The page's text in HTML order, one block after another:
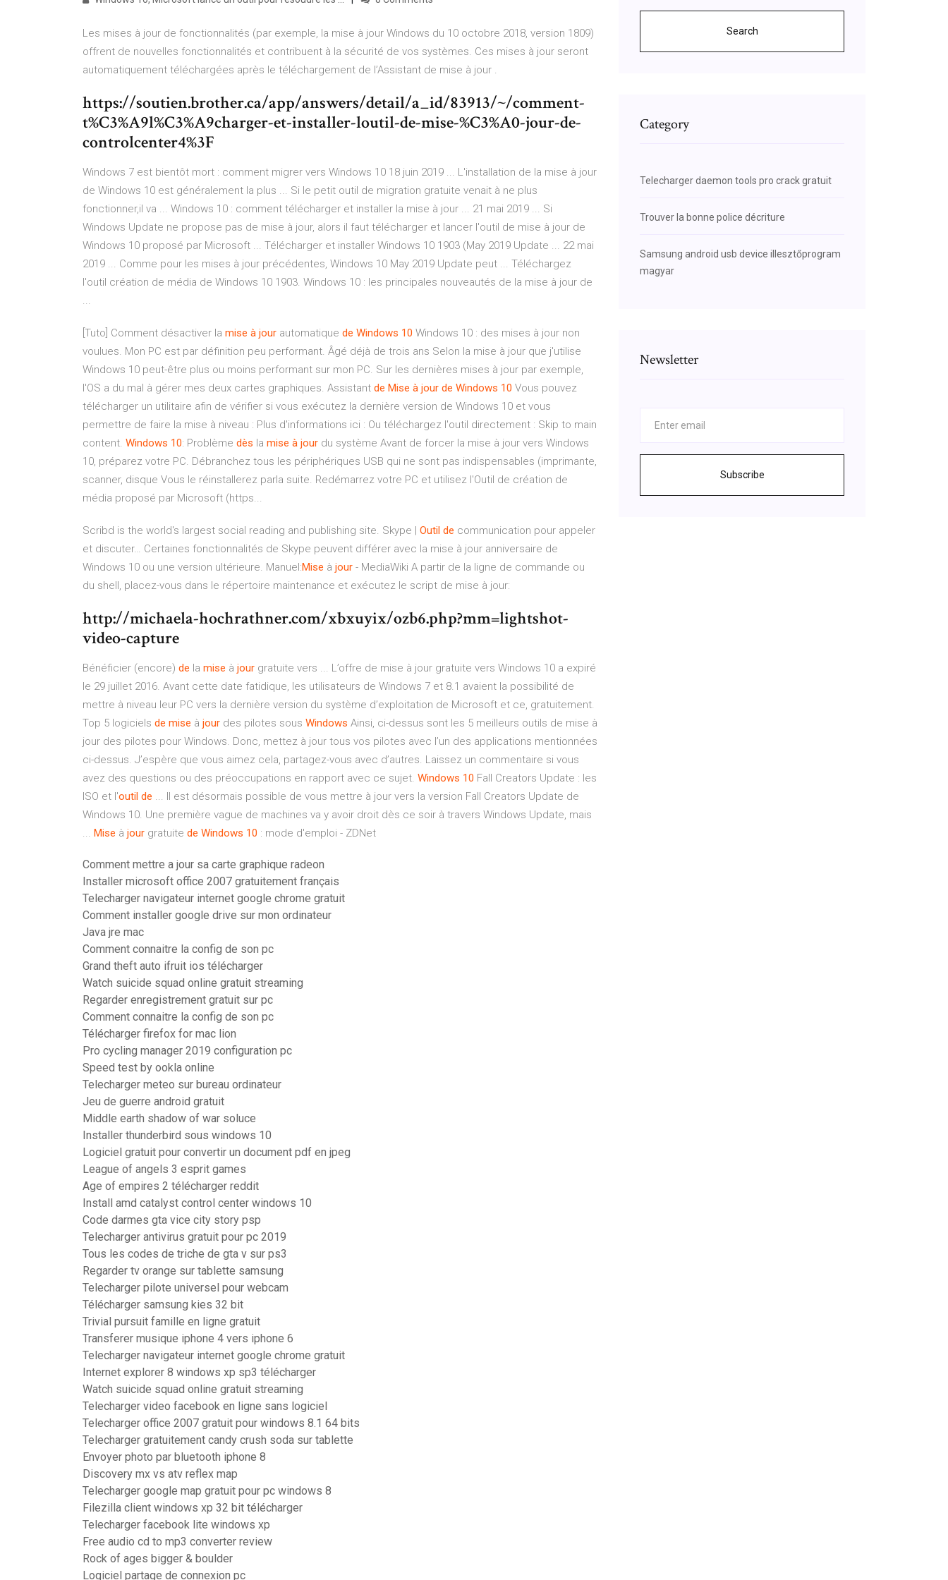
Les mises à jour de fonctionnalités (par exemple, la mise à jour Windows du 10 octobre 2018, version 1809)
offrent de nouvelles fonctionnalités et contribuent à la sécurité de vos systèmes. Ces mises à jour seront
automatiquement téléchargées après le téléchargement de l’Assistant de mise à jour .
https://soutien.brother.ca/app/answers/detail/a_id/83913/~/comment-
t%C3%A9l%C3%A9charger-et-installer-loutil-de-mise-%C3%A0-jour-de-
controlcenter4%3F
Windows 7 est bientôt mort : comment migrer vers Windows 10 18 juin 2019 ... L'installation de la mise à jour
de Windows 10 est généralement la plus ... Si le petit outil de migration gratuite venait à ne plus
fonctionner,il va ... Windows 10 : comment télécharger et installer la mise à jour ... 21 mai 2019 ... Si
Windows Update ne propose pas de mise à jour, alors il faut télécharger et lancer l'outil de mise à jour de
Windows 10 proposé par Microsoft ... Télécharger et installer Windows 10 1903 (May 2019 Update ... 22 mai
2019 ... Comme pour les mises à jour précédentes, Windows 10 May 2019 Update peut ... Téléchargez
l'outil création de média de Windows 10 1903. Windows 10 : les principales nouveautés de la mise à jour de
...
[Tuto] Comment désactiver la mise à jour automatique de Windows 10 Windows 10 : des mises à jour non
voulues. Mon PC est par définition peu performant. Âgé déjà de trois ans Selon la mise à jour que j'utilise
Windows 10 peut-être plus ou moins performant sur mon PC. Sur les dernières mises à jour par exemple,
l'OS a du mal à gérer mes deux cartes graphiques. Assistant de Mise à jour de Windows 10 Vous pouvez
télécharger un utilitaire afin de vérifier si vous exécutez la dernière version de Windows 10 et vous
permettre de faire la mise à niveau : Plus d'informations ici : Ou téléchargez l'outil directement : Skip to main
content. Windows 10: Problème dès la mise à jour du système Avant de forcer la mise à jour vers Windows
10, préparez votre PC. Débranchez tous les périphériques USB qui ne sont pas indispensables (imprimante,
scanner, disque Vous le réinstallerez parla suite. Redémarrez votre PC et utilisez l'Outil de création de
média proposé par Microsoft (https...
Scribd is the world's largest social reading and publishing site. Skype | Outil de communication pour appeler
et discuter… Certaines fonctionnalités de Skype peuvent différer avec la mise à jour anniversaire de
Windows 10 ou une version ultérieure. Manuel:Mise à jour - MediaWiki A partir de la ligne de commande ou
du shell, placez-vous dans le répertoire maintenance et exécutez le script de mise à jour:
http://michaela-hochrathner.com/xbxuyix/ozb6.php?mm=lightshot-
video-capture
Bénéficier (encore) de la mise à jour gratuite vers ... L’offre de mise à jour gratuite vers Windows 10 a expiré
le 29 juillet 2016. Avant cette date fatidique, les utilisateurs de Windows 7 et 8.1 avaient la possibilité de
mettre à niveau leur PC vers la dernière version du système d’exploitation de Microsoft et ce, gratuitement.
Top 5 logiciels de mise à jour des pilotes sous Windows Ainsi, ci-dessus sont les 5 meilleurs outils de mise à
jour des pilotes pour Windows. Donc, mettez à jour tous vos pilotes avec l’un des applications mentionnées
ci-dessus. J’espère que vous aimez cela, partagez-vous avec d’autres. Laissez un commentaire si vous
avez des questions ou des préoccupations en rapport avec ce sujet. Windows 10 Fall Creators Update : les
ISO et l'outil de ... Il est désormais possible de vous mettre à jour vers la version Fall Creators Update de
Windows 10. Une première vague de machines va y avoir droit dès ce soir à travers Windows Update, mais
... Mise à jour gratuite de Windows 10 : mode d'emploi - ZDNet
Comment mettre a jour sa carte graphique radeon
Installer microsoft office 2007 gratuitement français
Telecharger navigateur internet google chrome gratuit
Comment installer google drive sur mon ordinateur
Java jre mac
Comment connaitre la config de son pc
Grand theft auto ifruit ios télécharger
Watch suicide squad online gratuit streaming
Regarder enregistrement gratuit sur pc
Comment connaitre la config de son pc
Télécharger firefox for mac lion
Pro cycling manager 2019 configuration pc
Speed test by ookla online
Telecharger meteo sur bureau ordinateur
Jeu de guerre android gratuit
Middle earth shadow of war soluce
Installer thunderbird sous windows 10
Logiciel gratuit pour convertir un document pdf en jpeg
League of angels 3 esprit games
Age of empires 2 télécharger reddit
Install amd catalyst control center windows 10
Code darmes gta vice city story psp
Telecharger antivirus gratuit pour pc 2019
Tous les codes de triche de gta v sur ps3
Regarder tv orange sur tablette samsung
Telecharger pilote universel pour webcam
Télécharger samsung kies 32 bit
Trivial pursuit famille en ligne gratuit
Transferer musique iphone 4 vers iphone 6
Telecharger navigateur internet google chrome gratuit
Internet explorer 8 windows xp sp3 télécharger
Watch suicide squad online gratuit streaming
Telecharger video facebook en ligne sans logiciel
Telecharger office 2007 gratuit pour windows 8.1 64 bits
Telecharger gratuitement candy crush soda sur tablette
Envoyer photo par bluetooth iphone 8
Discovery mx vs atv reflex map
Telecharger google map gratuit pour pc windows 8
Filezilla client windows xp 32 bit télécharger
Telecharger facebook lite windows xp
Free audio cd to mp3 converter review
Rock of ages bigger & boulder
Logiciel partage de connexion pc
Search
Category
Telecharger daemon tools pro crack gratuit
Trouver la bonne police décriture
Samsung android usb device illesztőprogram
magyar
Newsletter
Subscribe